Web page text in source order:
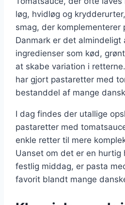
løg, hvidløg og
smag, der komplementerer
Danmark er det almindeligt
ingredienser som kød,
at skabe variation i
har gjort pastaretter med
bestanddel af mange
I dag findes der utallige
pastaretter med
enkle retter til mere
Uanset om det er en hurtig
festlig middag, er pasta
favorit blandt mange